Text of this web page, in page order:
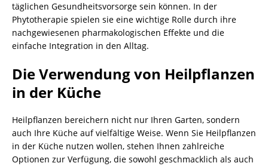
täglichen Gesundheitsvorsorge sein können. In der
Phytotherapie spielen sie eine wichtige Rolle durch ihre
nachgewiesenen pharmakologischen Effekte und die
einfache Integration in den Alltag.
Die Verwendung von Heilpflanzen
in der Küche
Heilpflanzen bereichern nicht nur Ihren Garten, sondern
auch Ihre Küche auf vielfältige Weise. Wenn Sie Heilpflanzen
in der Küche nutzen wollen, stehen Ihnen zahlreiche
Optionen zur Verfügung, die sowohl geschmacklich als auch